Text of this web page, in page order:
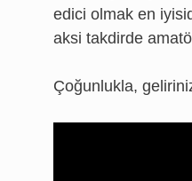
edici olmak en
aksi takdirde
Çoğunlukla,